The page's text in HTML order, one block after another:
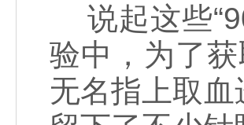
说起这些
验中，为了
无名指上取